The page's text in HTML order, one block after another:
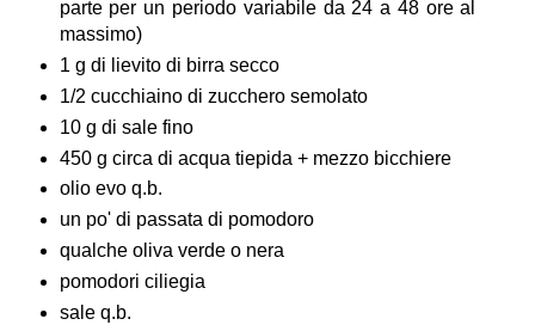
parte per un periodo variabile da 24 a 48 ore al
massimo)
1 g di lievito di birra secco
1/2 cucchiaino di zucchero semolato
10 g di sale fino
450 g circa di acqua tiepida + mezzo bicchiere
olio evo q.b.
un po' di passata di pomodoro
qualche oliva verde o nera
pomodori ciliegia
sale q.b.